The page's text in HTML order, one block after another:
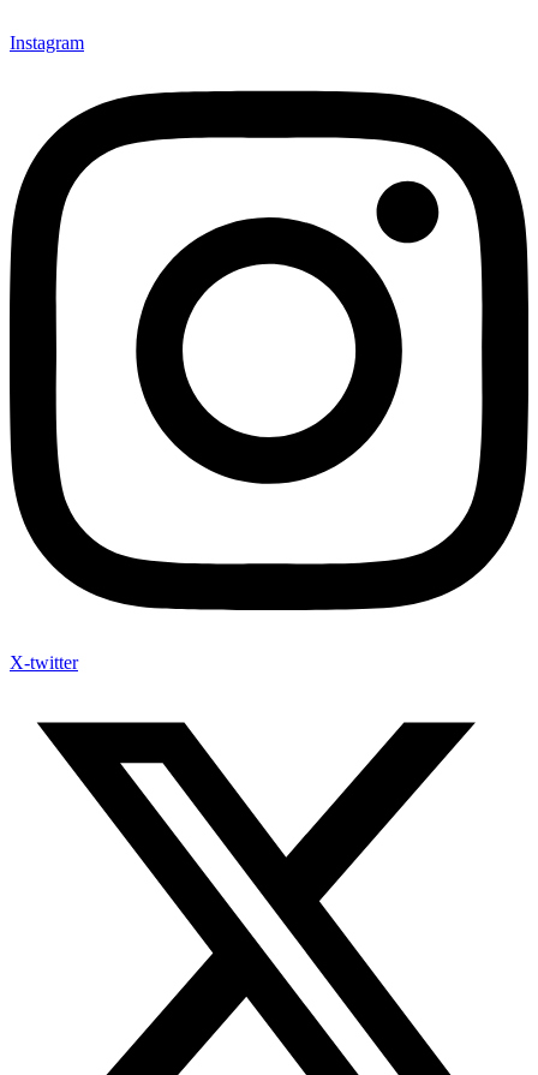
Instagram
X-twitter